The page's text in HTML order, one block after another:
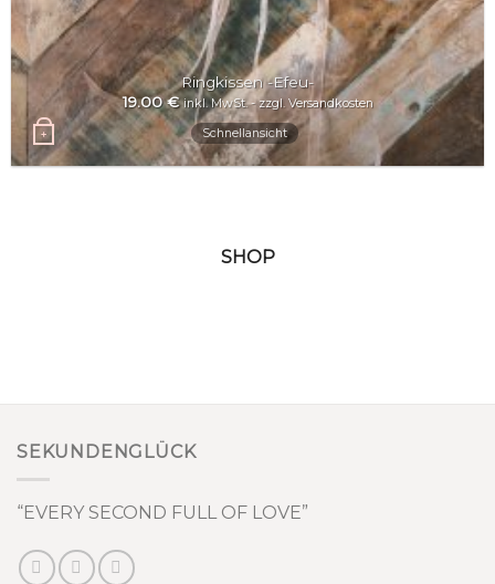
Ringkissen -Efeu-
19.00€ inkl. MwSt. - zzgl. Versandkosten
+ Schnellansicht
SHOP
SEKUNDENGLÜCK
“EVERY SECOND FULL OF LOVE”